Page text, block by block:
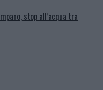
stop all’acqua tra